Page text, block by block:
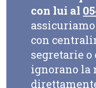
con lui al
con
segretarie
ignorano la